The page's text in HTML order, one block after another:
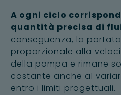
A ogni ciclo
quantità precisa di
conseguenza, la
proporzionale alla
della pompa e rimane
costante anche al
entro i limiti progettuali.